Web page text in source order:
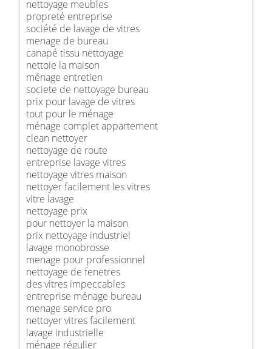
nettoyage meubles
propreté entreprise
société de lavage de vitres
menage de bureau
canapé tissu nettoyage
nettoie la maison
ménage entretien
societe de nettoyage bureau
prix pour lavage de vitres
tout pour le ménage
ménage complet appartement
clean nettoyer
nettoyage de route
entreprise lavage vitres
nettoyage vitres maison
nettoyer facilement les vitres
vitre lavage
nettoyage prix
pour nettoyer la maison
prix nettoyage industriel
lavage monobrosse
menage pour professionnel
nettoyage de fenetres
des vitres impeccables
entreprise ménage bureau
menage service pro
nettoyer vitres facilement
lavage industrielle
ménage régulier